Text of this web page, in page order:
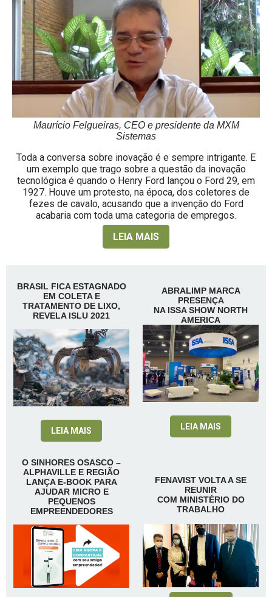
Maurício Felgueiras, CEO e presidente da MXM
Sistemas
Toda a conversa sobre inovação é e sempre intrigante. E
um exemplo que trago sobre a questão da inovação
tecnológica é quando o Henry Ford lançou o Ford 29, em
1927. Houve um protesto, na época, dos coletores de
fezes de cavalo, acusando que a invenção do Ford
acabaria com toda uma categoria de empregos.
LEIA MAIS
BRASIL FICA ESTAGNADO
EM COLETA E
TRATAMENTO DE LIXO,
REVELA ISLU 2021
LEIA MAIS
ABRALIMP MARCA
PRESENÇA
NA ISSA SHOW NORTH
AMERICA
LEIA MAIS
O SINHORES OSASCO –
ALPHAVILLE E REGIÃO
LANÇA E-BOOK PARA
AJUDAR MICRO E
PEQUENOS
EMPREENDEDORES
FENAVIST VOLTA A SE
REUNIR
COM MINISTÉRIO DO
TRABALHO